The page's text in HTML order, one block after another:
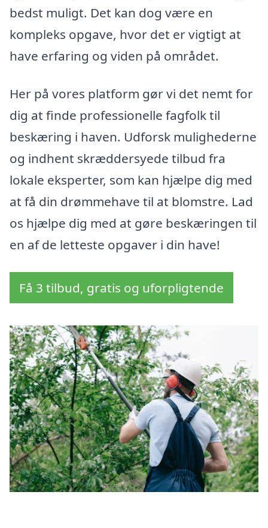
bedst muligt. Det kan dog være en
kompleks opgave, hvor det er vigtigt at
have erfaring og viden på området.
Her på vores platform gør vi det nemt for
dig at finde professionelle fagfolk til
beskæring i haven. Udforsk mulighederne
og indhent skræddersyede tilbud fra
lokale eksperter, som kan hjælpe dig med
at få din drømmehave til at blomstre. Lad
os hjælpe dig med at gøre beskæringen til
en af de letteste opgaver i din have!
Få 3 tilbud, gratis og uforpligtende